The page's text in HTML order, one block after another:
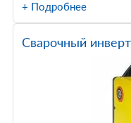
+ Подробнее
Сварочный